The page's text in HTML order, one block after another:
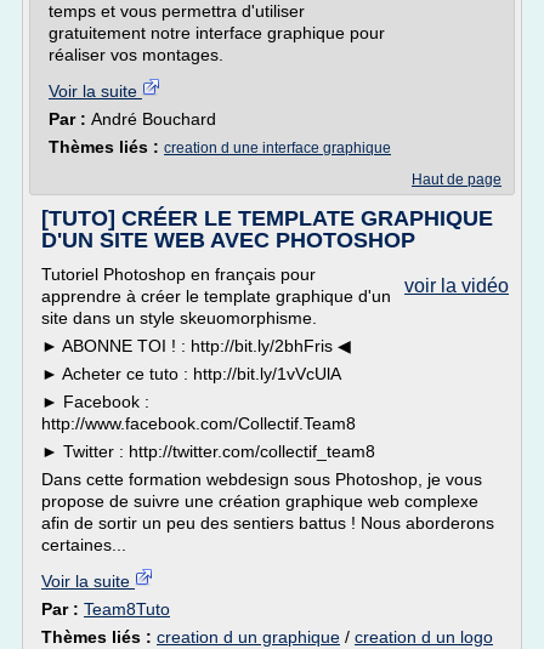
temps et vous permettra d'utiliser
gratuitement notre interface graphique pour
réaliser vos montages.
Voir la suite
Par : André Bouchard
Thèmes liés : creation d une interface graphique
Haut de page
[TUTO] CRÉER LE TEMPLATE GRAPHIQUE
D'UN SITE WEB AVEC PHOTOSHOP
voir la vidéo
Tutoriel Photoshop en français pour
apprendre à créer le template graphique d'un
site dans un style skeuomorphisme.
► ABONNE TOI ! : http://bit.ly/2bhFris ◀
► Acheter ce tuto : http://bit.ly/1vVcUlA
► Facebook :
http://www.facebook.com/Collectif.Team8
► Twitter : http://twitter.com/collectif_team8
Dans cette formation webdesign sous Photoshop, je vous
propose de suivre une création graphique web complexe
afin de sortir un peu des sentiers battus ! Nous aborderons
certaines...
Voir la suite
Par : Team8Tuto
Thèmes liés : creation d un graphique / creation d un logo